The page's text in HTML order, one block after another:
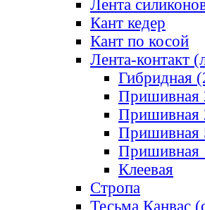
Лента
Кант кедер
Кант по косой
Лента-контакт
Гибридная
Пришивная
Пришивная
Пришивная
Пришивная
Клеевая
Стропа
Тесьма Канвас